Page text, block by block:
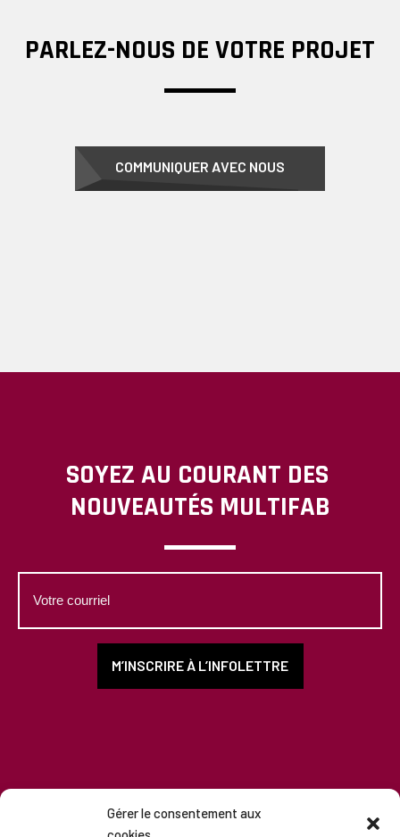
Gérer le consentement aux
PARLEZ-NOUS DE VOTRE PROJET
COMMUNIQUER AVEC NOUS
SOYEZ AU COURANT DES
NOUVEAUTÉS MULTIFAB
courriel
M’INSCRIRE À L’INFOLETTRE